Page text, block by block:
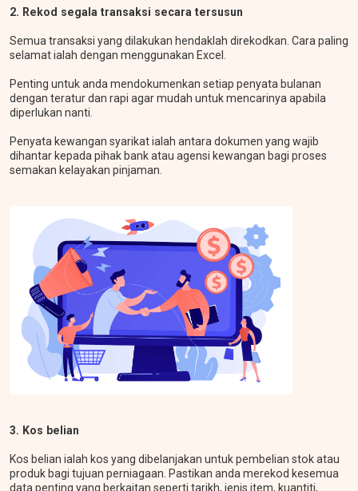
2. Rekod segala transaksi secara tersusun
Semua transaksi yang dilakukan hendaklah direkodkan. Cara paling
selamat ialah dengan menggunakan Excel.
Penting untuk anda mendokumenkan setiap penyata bulanan
dengan teratur dan rapi agar mudah untuk mencarinya apabila
diperlukan nanti.
Penyata kewangan syarikat ialah antara dokumen yang wajib
dihantar kepada pihak bank atau agensi kewangan bagi proses
semakan kelayakan pinjaman.
3. Kos belian
Kos belian ialah kos yang dibelanjakan untuk pembelian stok atau
produk bagi tujuan perniagaan. Pastikan anda merekod kesemua
data penting yang berkaitan seperti tarikh, jenis item, kuantiti,